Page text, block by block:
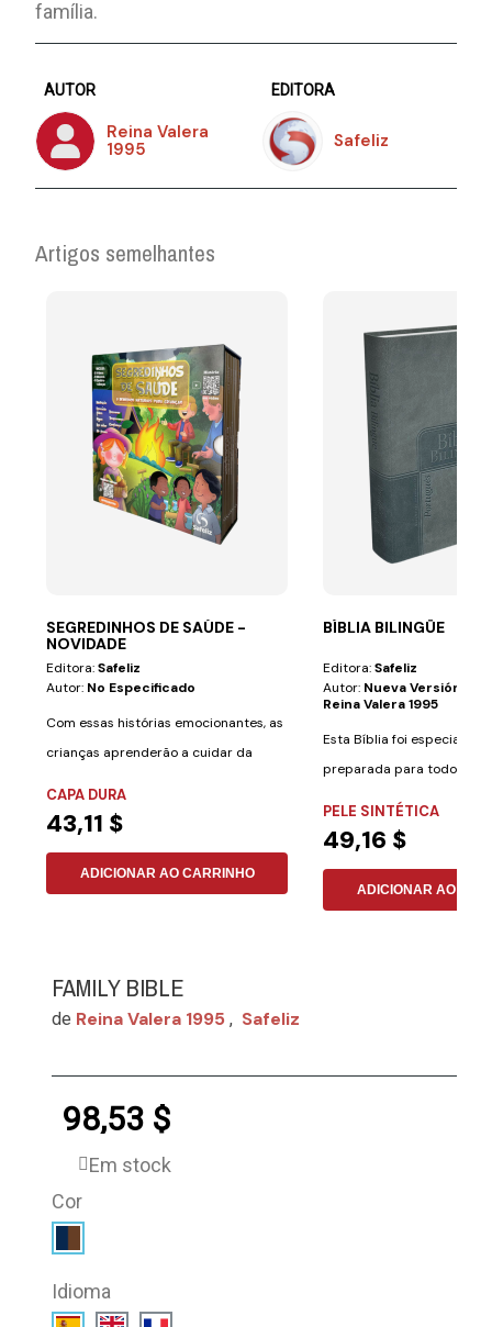
família.
AUTOR
Reina Valera
1995
EDITORA
Safeliz
Artigos semelhantes
SEGREDINHOS DE SAÚDE -
NOVIDADE
Editora:Safeliz
Autor: No Especificado
Com essas histórias emocionantes, as
crianças aprenderão a cuidar da
CAPA DURA
43,11 $
ADICIONAR AO CARRINHO
BÍBLIA BILINGÜE
Editora:Safeliz
Autor: Nueva Versión
Reina Valera 1995
Esta Bíblia foi
preparada para todos
desejam aprender...
PELE SINTÉTICA
49,16 $
ADICIONAR AO
FAMILY BIBLE
de Reina Valera 1995 , Safeliz
98,53 $
Em stock
Cor
Idioma